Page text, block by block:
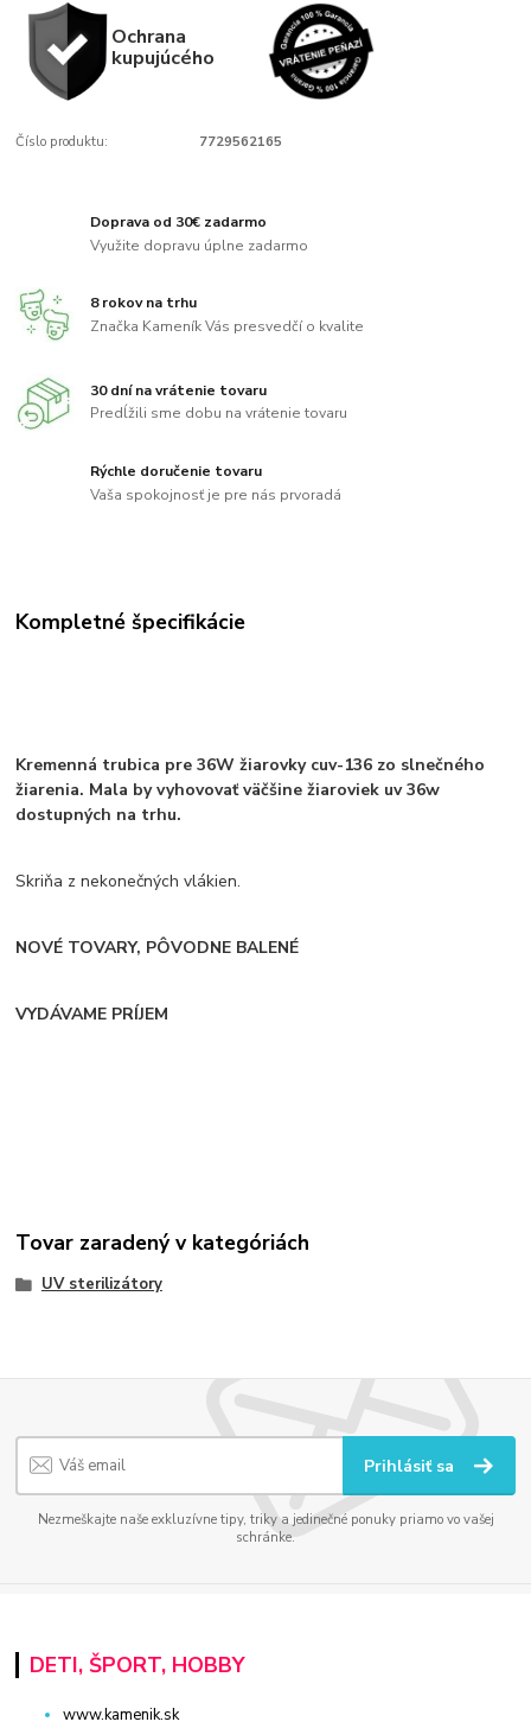
Ochrana
kupujúcého
Číslo produktu: 7729562165
Doprava od 30€ zadarmo
Využite dopravu úplne zadarmo
8 rokov na trhu
Značka Kameník Vás presvedčí o kvalite
30 dní na vrátenie tovaru
Predĺžili sme dobu na vrátenie tovaru
Rýchle doručenie tovaru
Vaša spokojnosť je pre nás prvoradá
Kompletné špecifikácie
Kremenná trubica pre 36W žiarovky cuv-136 zo slnečného
žiarenia. Mala by vyhovovať väčšine žiaroviek uv 36w
dostupných na trhu.
Skriňa z nekonečných vlákien.
NOVÉ TOVARY, PÔVODNE BALENÉ
VYDÁVAME PRÍJEM
Tovar zaradený v kategóriách
UV sterilizátory
Prihlásiť sa
Nezmeškajte naše exkluzívne tipy, triky a jedinečné ponuky priamo vo vašej
schránke.
DETI, ŠPORT, HOBBY
www.kamenik.sk